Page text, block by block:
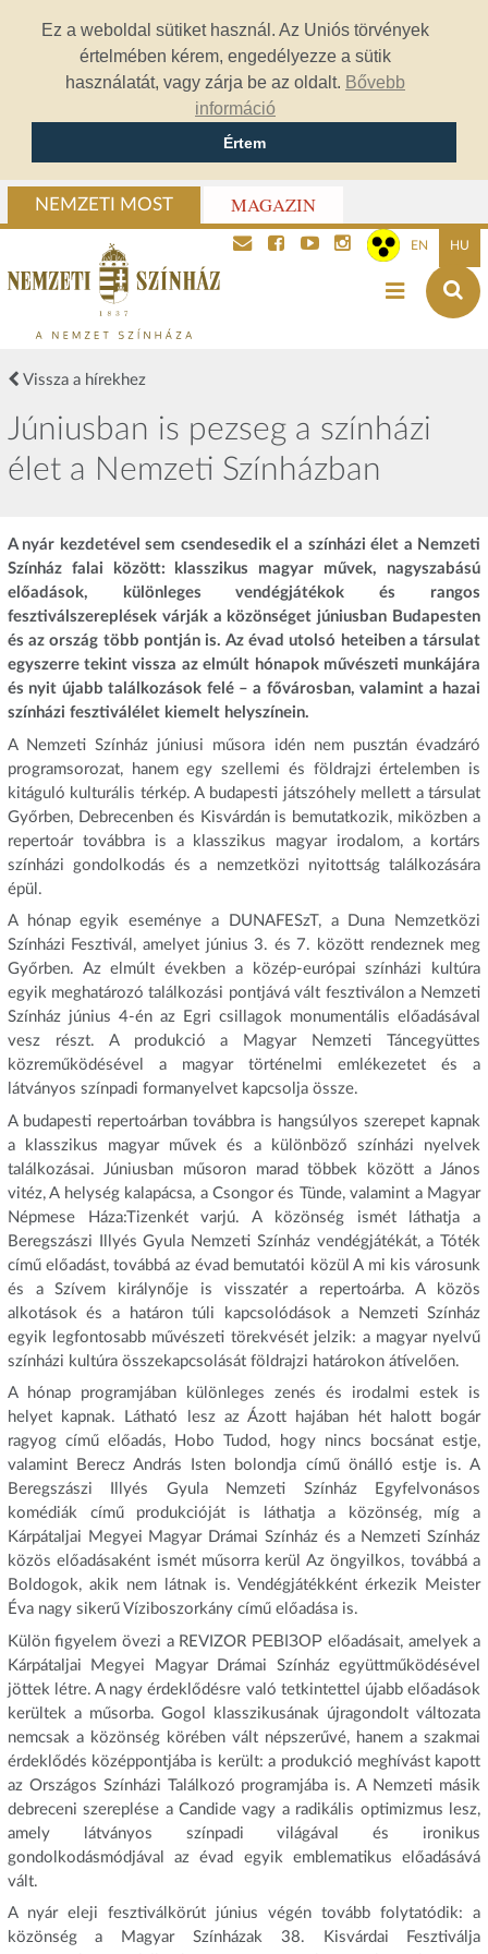
Ez a weboldal sütiket használ. Az Uniós törvények
értelmében kérem, engedélyezze a sütik
használatát, vagy zárja be az oldalt. Bővebb
információ
Értem
NEMZETI MOST MAGAZIN
EN HU
Vissza a hírekhez
Júniusban is pezseg a színházi
élet a Nemzeti Színházban
A nyár kezdetével sem csendesedik el a színházi élet a Nemzeti
Színház falai között: klasszikus magyar művek, nagyszabású
előadások, különleges vendégjátékok és rangos
fesztiválszereplések várják a közönséget júniusban Budapesten
és az ország több pontján is. Az évad utolsó heteiben a társulat
egyszerre tekint vissza az elmúlt hónapok művészeti munkájára
és nyit újabb találkozások felé – a fővárosban, valamint a hazai
színházi fesztiválélet kiemelt helyszínein.
A Nemzeti Színház júniusi műsora idén nem pusztán évadzáró
programsorozat, hanem egy szellemi és földrajzi értelemben is
kitáguló kulturális térkép. A budapesti játszóhely mellett a társulat
Győrben, Debrecenben és Kisvárdán is bemutatkozik, miközben a
repertoár továbbra is a klasszikus magyar irodalom, a kortárs
színházi gondolkodás és a nemzetközi nyitottság találkozására
épül.
A hónap egyik eseménye a DUNAFESzT, a Duna Nemzetközi
Színházi Fesztivál, amelyet június 3. és 7. között rendeznek meg
Győrben. Az elmúlt években a közép-európai színházi kultúra
egyik meghatározó találkozási pontjává vált fesztiválon a Nemzeti
Színház június 4-én az Egri csillagok monumentális előadásával
vesz részt. A produkció a Magyar Nemzeti Táncegyüttes
közreműködésével a magyar történelmi emlékezetet és a
látványos színpadi formanyelvet kapcsolja össze.
A budapesti repertoárban továbbra is hangsúlyos szerepet kapnak
a klasszikus magyar művek és a különböző színházi nyelvek
találkozásai. Júniusban műsoron marad többek között a János
vitéz, A helység kalapácsa, a Csongor és Tünde, valamint a Magyar
Népmese Háza:Tizenkét varjú. A közönség ismét láthatja a
Beregszászi Illyés Gyula Nemzeti Színház vendégjátékát, a Tóték
című előadást, továbbá az évad bemutatói közül A mi kis városunk
és a Szívem királynője is visszatér a repertoárba. A közös
alkotások és a határon túli kapcsolódások a Nemzeti Színház
egyik legfontosabb művészeti törekvését jelzik: a magyar nyelvű
színházi kultúra összekapcsolását földrajzi határokon átívelően.
A hónap programjában különleges zenés és irodalmi estek is
helyet kapnak. Látható lesz az Ázott hajában hét halott bogár
ragyog című előadás, Hobo Tudod, hogy nincs bocsánat estje,
valamint Berecz András Isten bolondja című önálló estje is. A
Beregszászi Illyés Gyula Nemzeti Színház Egyfelvonásos
komédiák című produkcióját is láthatja a közönség, míg a
Kárpátaljai Megyei Magyar Drámai Színház és a Nemzeti Színház
közös előadásaként ismét műsorra kerül Az öngyilkos, továbbá a
Boldogok, akik nem látnak is. Vendégjátékként érkezik Meister
Éva nagy sikerű Víziboszorkány című előadása is.
Külön figyelem övezi a REVIZOR РЕВІЗОР előadásait, amelyek a
Kárpátaljai Megyei Magyar Drámai Színház együttműködésével
jöttek létre. A nagy érdeklődésre való tetkintettel újabb előadások
kerültek a műsorba. Gogol klasszikusának újragondolt változata
nemcsak a közönség körében vált népszerűvé, hanem a szakmai
érdeklődés középpontjába is került: a produkció meghívást kapott
az Országos Színházi Találkozó programjába is. A Nemzeti másik
debreceni szereplése a Candide vagy a radikális optimizmus lesz,
amely látványos színpadi világával és ironikus
gondolkodásmódjával az évad egyik emblematikus előadásává
vált.
A nyár eleji fesztiválkörút június végén tovább folytatódik: a
közönség a Magyar Színházak 38. Kisvárdai Fesztiválja